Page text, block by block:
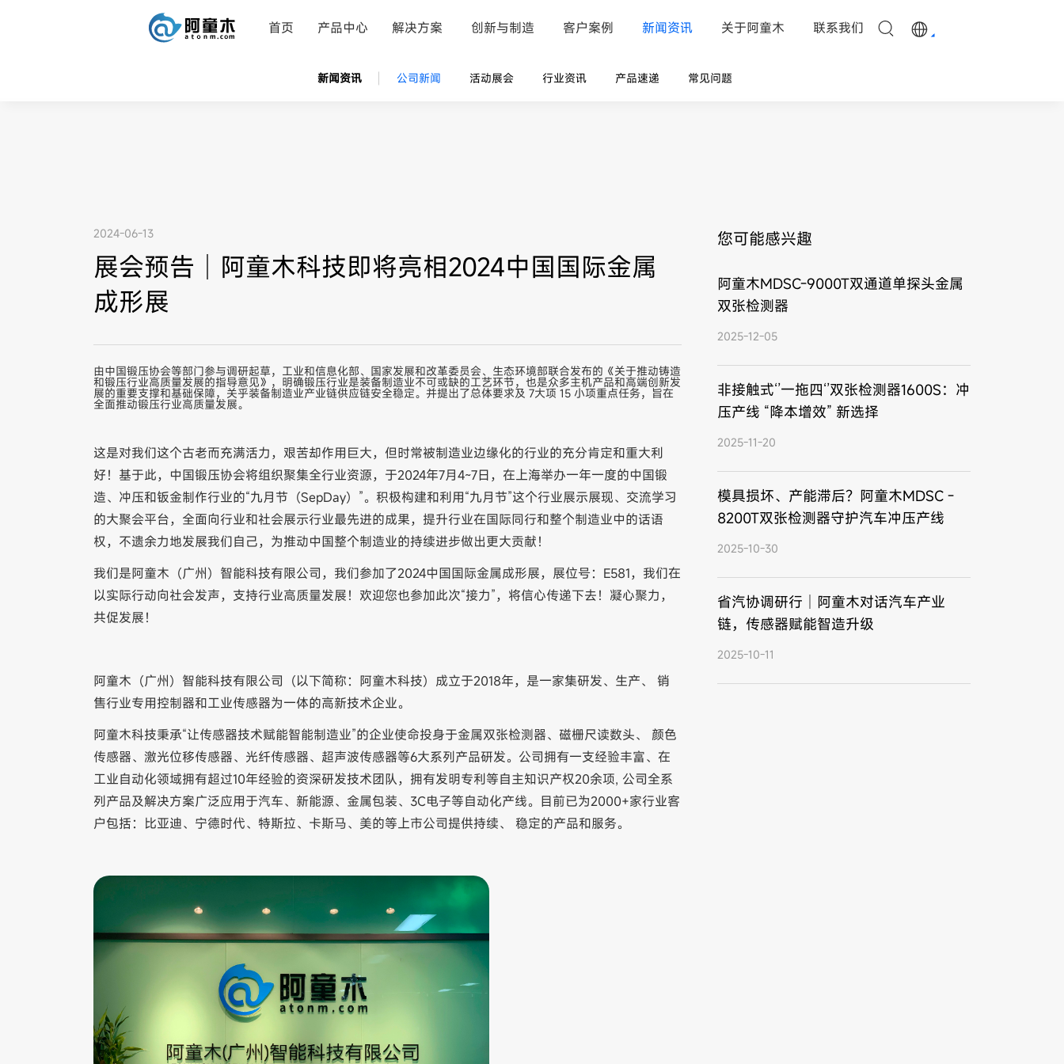
首页 产品中心 解决方案 创新与制造 客户案例 新闻资讯
新闻资讯 公司新闻 活动展会 行业资讯 产品速递 常见问题
关于阿童木 联系我们
2024-06-13
展会预告｜阿童木科技即将亮相2024中国国际金属
成形展
由中国锻压协会等部门参与调研起草，工业和信息化部、国家发展和改革委员会、生态环境部联合发布的《关于推动铸造
和锻压行业高质量发展的指导意见》，明确锻压行业是装备制造业不可或缺的工艺环节，也是众多主机产品和高端创新发
展的重要支撑和基础保障，关乎装备制造业产业链供应链安全稳定。并提出了总体要求及 7大项 15 小项重点任务，旨在
全面推动锻压行业高质量发展。
这是对我们这个古老而充满活力，艰苦却作用巨大，但时常被制造业边缘化的行业的充分肯定和重大利
好！基于此，中国锻压协会将组织聚集全行业资源，于2024年7月4~7日，在上海举办一年一度的中国锻
造、冲压和钣金制作行业的“九月节（SepDay）”。积极构建和利用“九月节”这个行业展示展现、交流学习
的大聚会平台，全面向行业和社会展示行业最先进的成果，提升行业在国际同行和整个制造业中的话语
权，不遗余力地发展我们自己，为推动中国整个制造业的持续进步做出更大贡献！
我们是阿童木（广州）智能科技有限公司，我们参加了2024中国国际金属成形展，展位号：E581，我们在
以实际行动向社会发声，支持行业高质量发展！欢迎您也参加此次“接力”，将信心传递下去！凝心聚力，
共促发展！
阿童木（广州）智能科技有限公司（以下简称：阿童木科技）成立于2018年，是一家集研发、生产、 销
售行业专用控制器和工业传感器为一体的高新技术企业。
阿童木科技秉承“让传感器技术赋能智能制造业”的企业使命投身于金属双张检测器、磁栅尺读数头、 颜色
传感器、激光位移传感器、光纤传感器、超声波传感器等6大系列产品研发。公司拥有一支经验丰富、在
工业自动化领域拥有超过10年经验的资深研发技术团队，拥有发明专利等自主知识产权20余项, 公司全系
列产品及解决方案广泛应用于汽车、新能源、金属包装、3C电子等自动化产线。目前已为2000+家行业客
户包括：比亚迪、宁德时代、特斯拉、卡斯马、美的等上市公司提供持续、 稳定的产品和服务。
您可能感兴趣
阿童木MDSC-9000T双通道单探头金属
双张检测器
2025-12-05
非接触式‘’一拖四‘’双张检测器1600S：冲
压产线 “降本增效” 新选择
2025-11-20
模具损坏、产能滞后？阿童木MDSC -
8200T双张检测器守护汽车冲压产线
2025-10-30
省汽协调研行｜阿童木对话汽车产业
链，传感器赋能智造升级
2025-10-11